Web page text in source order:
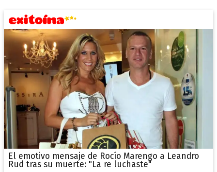
El emotivo mensaje de Rocío Marengo a Leandro
Rud tras su muerte: "La re luchaste"